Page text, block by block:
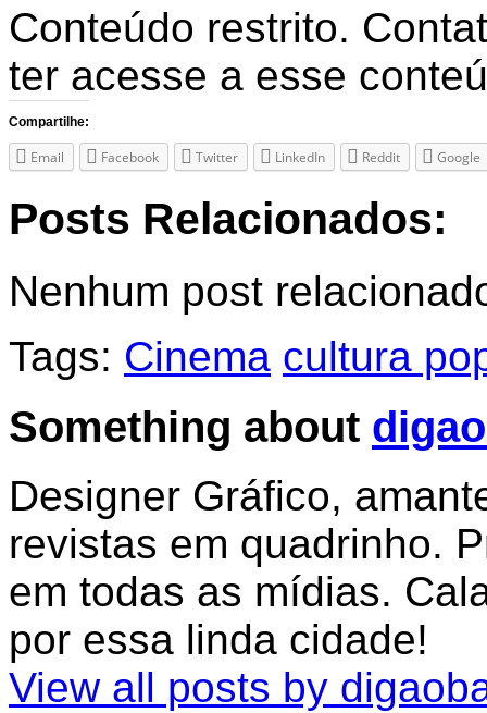
Conteúdo restrito.
ter acesse a esse
Compartilhe:
Email Facebook Twitter LinkedIn Reddit Google
Posts Relacionados:
Nenhum post
Tags: Cinema cultura
Something about
Designer Gráfico,
revistas em quadrinho.
em todas as mídias.
por essa linda cidade!
View all posts by